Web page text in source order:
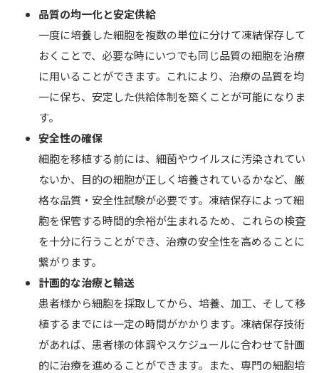
美容点滴
AGA・
Eve V 肌
ドクター
サプリ
品質の均一化と安定供給
一度に培養した細胞を複数の単位に分けて凍結保存して
おくことで、必要な時にいつでも同じ品質の細胞を治療
に用いることができます。これにより、治療の品質を均
一に保ち、安定した供給体制を築くことが可能になりま
す。
安全性の確保
細胞を移植する前には、細菌やウイルスに汚染されてい
ないか、目的の細胞が正しく培養されているかなど、厳
格な品質・安全性試験が必要です。凍結保存によって細
胞を保管する時間的余裕が生まれるため、これらの検査
を十分に行うことができ、治療の安全性を高めることに
繋がります。
計画的な治療と輸送
患者様から細胞を採取してから、培養、加工、そして移
植するまでには一定の時間がかかります。凍結保存技術
があれば、患者様の体調やスケジュールに合わせて計画
的に治療を進めることができます。また、専門の細胞培